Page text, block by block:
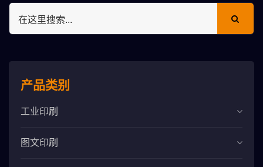
产品类别
工业印刷
图文印刷